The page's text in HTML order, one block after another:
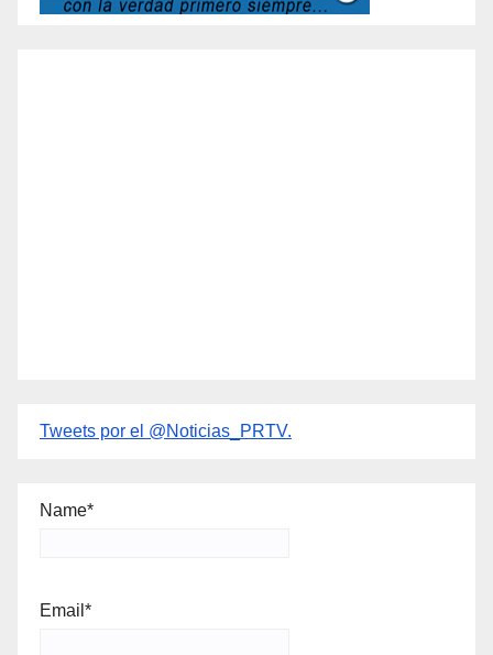
Tweets por el @Noticias_PRTV.
Name*
Email*